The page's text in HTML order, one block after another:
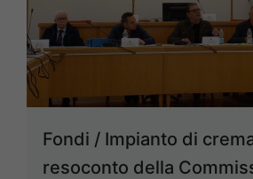
Fondi / Impianto di
resoconto della